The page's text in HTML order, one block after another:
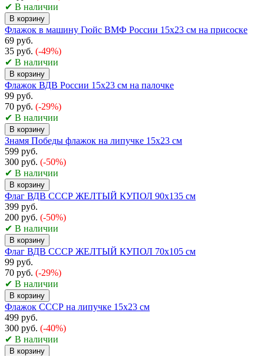
✔ В наличии
В корзину
Флажок в машину Гюйс ВМФ России 15х23 см на присоске
69 руб.
35 руб. (-49%)
✔ В наличии
В корзину
Флажок ВДВ России 15х23 см на палочке
99 руб.
70 руб. (-29%)
✔ В наличии
В корзину
Знамя Победы флажок на липучке 15х23 см
599 руб.
300 руб. (-50%)
✔ В наличии
В корзину
Флаг ВДВ СССР ЖЕЛТЫЙ КУПОЛ 90х135 см
399 руб.
200 руб. (-50%)
✔ В наличии
В корзину
Флаг ВДВ СССР ЖЕЛТЫЙ КУПОЛ 70х105 см
99 руб.
70 руб. (-29%)
✔ В наличии
В корзину
Флажок СССР на липучке 15х23 см
499 руб.
300 руб. (-40%)
✔ В наличии
В корзину